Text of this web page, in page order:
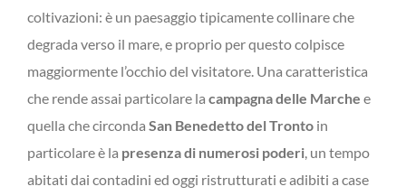
coltivazioni: è un paesaggio tipicamente collinare che
degrada verso il mare, e proprio per questo colpisce
maggiormente l’occhio del visitatore. Una caratteristica
che rende assai particolare la campagna delle Marche e
quella che circonda San Benedetto del Tronto in
particolare è la presenza di numerosi poderi, un tempo
abitati dai contadini ed oggi ristrutturati e adibiti a case